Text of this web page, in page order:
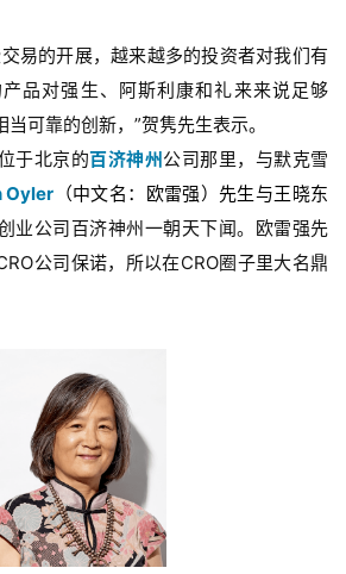
易的开展，越来越多的投资者对我们有
品对强生、阿斯利康和礼来来说足够
可靠的创新，”贺隽先生表示。
于北京的百济神州 公司那里，与默克雪
Oyler （中文名：欧雷强）先生与王晓东
业公司百济神州一朝天下闻。欧雷强先
公司保诺，所以在CRO圈子里大名鼎